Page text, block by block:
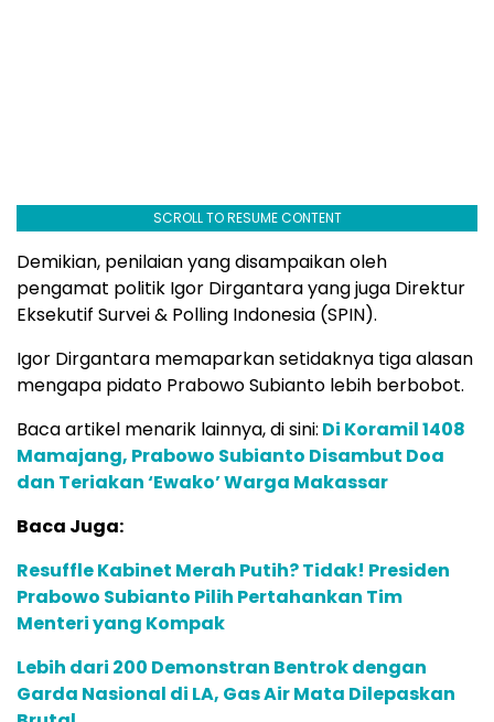
SCROLL TO RESUME CONTENT
Demikian, penilaian yang disampaikan oleh
pengamat politik Igor Dirgantara yang juga Direktur
Eksekutif Survei & Polling Indonesia (SPIN).
Igor Dirgantara memaparkan setidaknya tiga alasan
mengapa pidato Prabowo Subianto lebih berbobot.
Baca artikel menarik lainnya, di sini: Di Koramil 1408
Mamajang, Prabowo Subianto Disambut Doa
dan Teriakan ‘Ewako’ Warga Makassar
Baca Juga:
Resuffle Kabinet Merah Putih? Tidak! Presiden
Prabowo Subianto Pilih Pertahankan Tim
Menteri yang Kompak
Lebih dari 200 Demonstran Bentrok dengan
Garda Nasional di LA, Gas Air Mata Dilepaskan